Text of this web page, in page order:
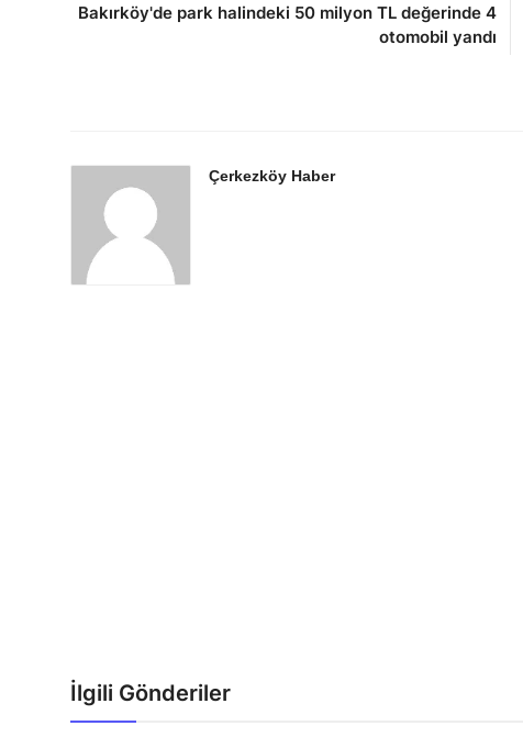
Bakırköy'de park halindeki 50 milyon TL değerinde 4
otomobil yandı
Çerkezköy Haber
İlgili Gönderiler